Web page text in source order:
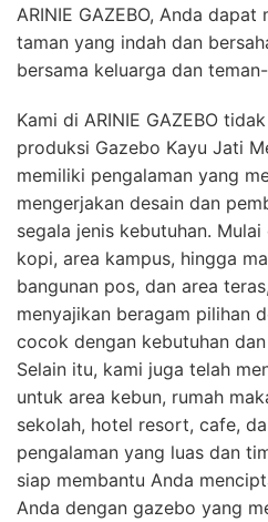
ARINIE GAZEBO, Anda
taman yang indah dan
bersama keluarga dan
Kami di ARINIE GAZEBO
produksi Gazebo Kayu Jati
memiliki pengalaman yang
mengerjakan desain dan
segala jenis kebutuhan.
kopi, area kampus, hingga
bangunan pos, dan area
menyajikan beragam pilihan
cocok dengan kebutuhan
Selain itu, kami juga telah
untuk area kebun, rumah
sekolah, hotel resort, cafe,
pengalaman yang luas dan
siap membantu Anda
Anda dengan gazebo yang